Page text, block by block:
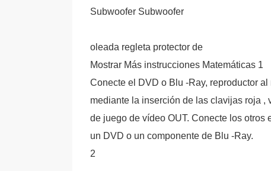
Subwoofer Subwoofer
oleada regleta protector de
Mostrar Más instrucciones Matemáticas 1
Conecte el DVD o Blu -Ray, reproductor
mediante la inserción de las clavijas roja ,
de juego de vídeo OUT. Conecte los otros
un DVD o un componente de Blu -Ray.
2